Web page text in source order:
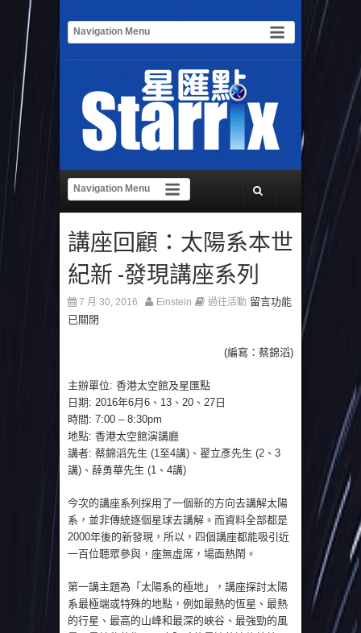
講座回顧：太陽系本世
紀新 -發現講座系列
7 月 30, 2016 Einstein 過往活動 留言功能
已關閉
(編寫：蔡錦滔)
主辦單位: 香港太空館及星匯點
日期: 2016年6月6、13、20、27日
時間: 7:00 – 8:30pm
地點: 香港太空館演講廳
講者: 蔡錦滔先生 (1至4講)、翟立彥先生 (2、3
講)、薛勇華先生 (1、4講)
今次的講座系列採用了一個新的方向去講解太陽
系，並非傳統逐個星球去講解。而資料全部都是
2000年後的新發現，所以，四個講座都能吸引近
一百位聽眾參與，座無虛席，場面熱鬧。
第一講主題為「太陽系的極地」，講座探討太陽
系最極端或特殊的地點，例如最熱的恆星、最熱
的行星、最高的山峰和最深的峽谷、最強勁的風